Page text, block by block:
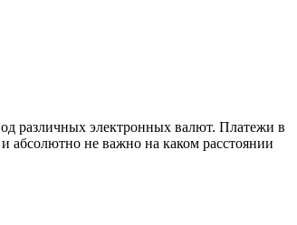
различных электронных валют. Платежи в
абсолютно не важно на каком расстоянии